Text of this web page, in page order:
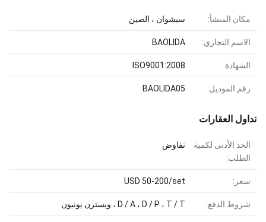
مكان المنشأ: سيشوان ، الصين
الاسم التجاري: BAOLIDA
الشهادة: ISO9001:2008
رقم الموديل: BAOLIDA05
تداول العقارات
الحد الأدنى لكمية
الطلب:
تفاوض
سعر: USD 50-200/set
شروط الدفع: D / A ، D / P ، T / T ، ويسترن يونيون